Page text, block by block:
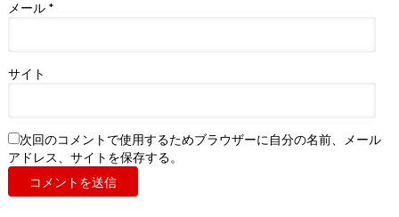
メール *
サイト
次回のコメントで使用するためブラウザーに自分の名前、メール
アドレス、サイトを保存する。